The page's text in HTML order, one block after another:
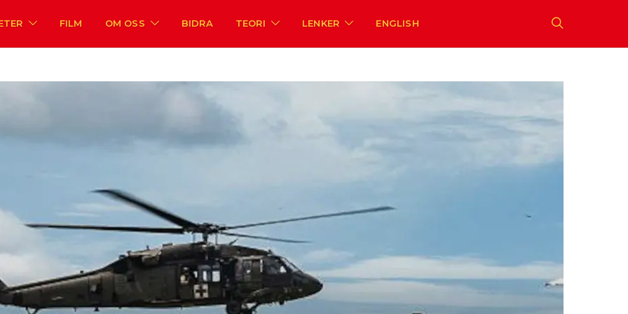
FILM OM OSS BIDRA TEORI LENKER ENGLISH